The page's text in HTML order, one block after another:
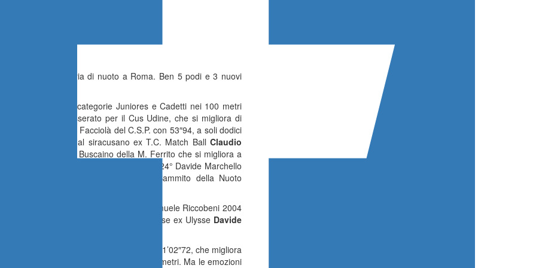
Italiani di Categoria di nuoto a Roma. Ben 5 podi e 3 nuovi
i Seniores poi le categorie Juniores e Cadetti nei 100 metri
, tesserato per il Cus Udine, che si migliora di
posto di Andrea Facciolà del C.S.P. con 53″94, a soli dodici
i Cadetti grazie al siracusano ex T.C. Match Ball Claudio
7° Alessandro Buscaino della M. Ferrito che si migliora a
22° Paolo Hanna M. Ferrito in 56″36, 24° Davide Marchello
Club; 30° tra gli Juniores Vincenzo Sammito della Nuoto
nei 400 stile libero Juniores 29° Samuele Riccobeni 2004
nei Cadetti ottimo 3’52″99 per il messinese ex Ulysse Davide
della Nuotosicilia con 1’02″72, che migliora
con 28″37 migliora anche quello dei 50 metri. Ma le emozioni